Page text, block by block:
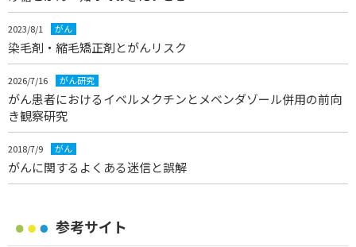
2023/8/1 がん
染毛剤・縮毛矯正剤とがんリスク
2026/7/16 がん研究
がん患者におけるイベルメクチンとメベンダゾール併用の前向
き観察研究
2018/7/9 がん
がんに関するよくある迷信と誤解
参考サイト